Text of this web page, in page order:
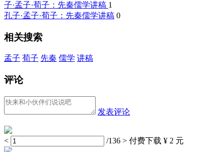
子·孟子·荀子：先秦儒学讲稿 1
孔子·孟子·荀子：先秦儒学讲稿 0
相关搜索
孟子 荀子 先秦 儒学 讲稿
评论
发表评论
< /136 > 付费下载 ¥ 2 元